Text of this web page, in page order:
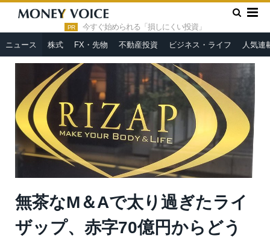
PR 今すぐ始められる「損しにくい投資」
ニュース 株式 FX・先物 不動産投資 ビジネス・ライフ 人気連
HOME » ニュース »
無茶なM＆Aで太り過ぎたライザップ、赤
字70億円からどう結果にコミットするのか？
無茶なM＆Aで太り過ぎたライ
ザップ、赤字70億円からどう